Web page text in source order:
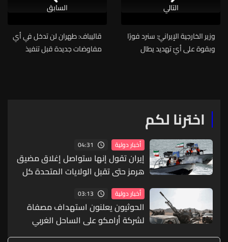
التالي
وزير الخارجية الإيرانيّ: سنرد فورًا
وبقوة على أيّ تهديد يطال
قاليباف: طهران لن تدخل في أي
مفاوضات جديدة قبل تنفيذ
السابق
اخترنا لكم
أخبار دولية 04:31
إيران تقول إنها ستواصل إغلاق مضيق
هرمز حتى تقبل الولايات المتحدة كل
شروطها
أخبار دولية 03:13
الحوثيون يعلنون استهداف مصفاة
لشركة أرامكو على الساحل الغربي
للسعودية